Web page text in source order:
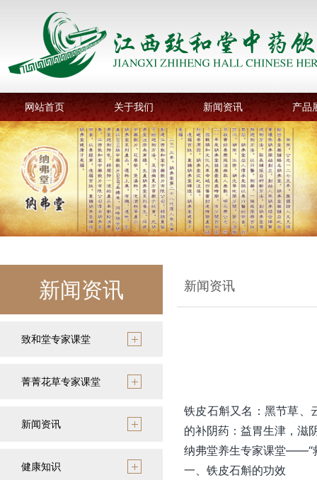
网站首页 关于我们 新闻资讯 产品
新闻资讯
致和堂专家课堂
菁菁花草专家课堂
新闻资讯
健康知识
新闻资讯
铁皮石斛又名：黑节草、
的补阴药：益胃生津，滋
纳弗堂养生专家课堂——“
一、铁皮石斛的功效